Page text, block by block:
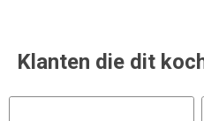
Klanten die dit